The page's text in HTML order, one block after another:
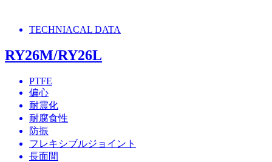
TECHNIACAL DATA
RY26M/RY26L
PTFE
偏心
耐震化
耐腐食性
防振
フレキシブルジョイント
長面間